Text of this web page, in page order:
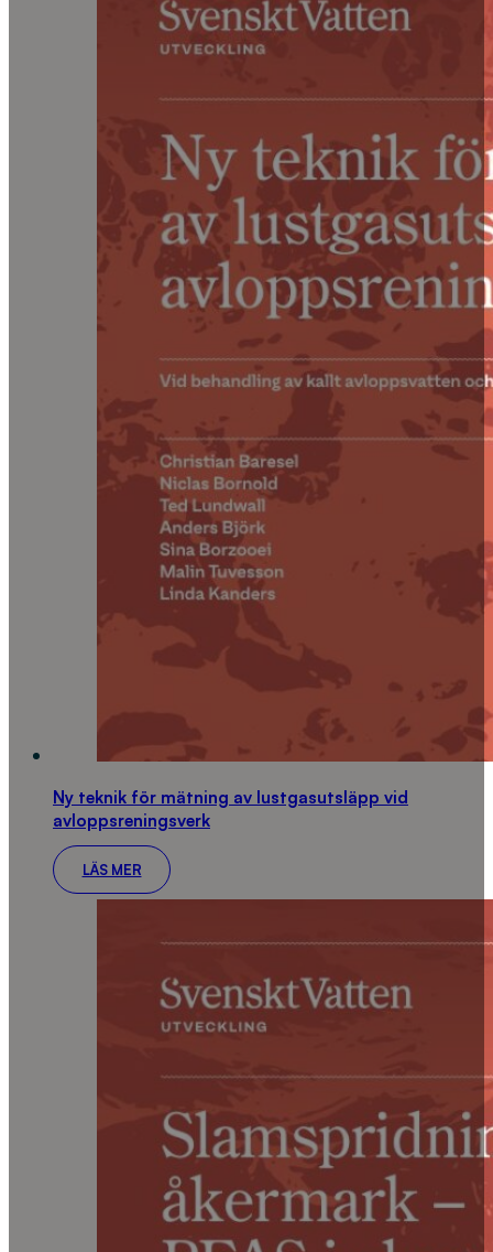
Ny teknik för mätning av lustgasutsläpp vid
avloppsreningsverk
LÄS MER